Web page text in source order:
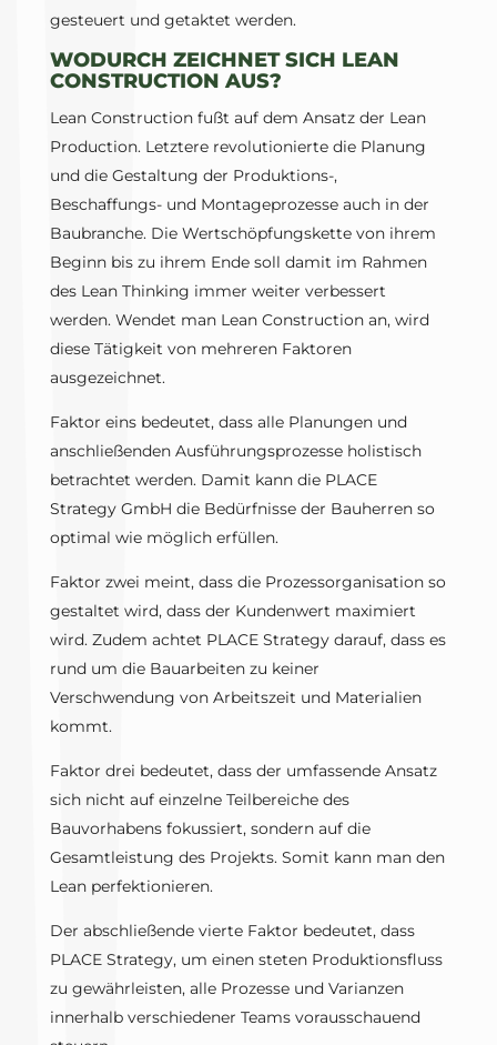
gesteuert und getaktet werden.
WODURCH ZEICHNET SICH LEAN
CONSTRUCTION AUS?
Lean Construction fußt auf dem Ansatz der Lean
Production. Letztere revolutionierte die Planung
und die Gestaltung der Produktions-,
Beschaffungs- und Montageprozesse auch in der
Baubranche. Die Wertschöpfungskette von ihrem
Beginn bis zu ihrem Ende soll damit im Rahmen
des Lean Thinking immer weiter verbessert
werden. Wendet man Lean Construction an, wird
diese Tätigkeit von mehreren Faktoren
ausgezeichnet.
Faktor eins bedeutet, dass alle Planungen und
anschließenden Ausführungsprozesse holistisch
betrachtet werden. Damit kann die PLACE
Strategy GmbH die Bedürfnisse der Bauherren so
optimal wie möglich erfüllen.
Faktor zwei meint, dass die Prozessorganisation so
gestaltet wird, dass der Kundenwert maximiert
wird. Zudem achtet PLACE Strategy darauf, dass es
rund um die Bauarbeiten zu keiner
Verschwendung von Arbeitszeit und Materialien
kommt.
Faktor drei bedeutet, dass der umfassende Ansatz
sich nicht auf einzelne Teilbereiche des
Bauvorhabens fokussiert, sondern auf die
Gesamtleistung des Projekts. Somit kann man den
Lean perfektionieren.
Der abschließende vierte Faktor bedeutet, dass
PLACE Strategy, um einen steten Produktionsfluss
zu gewährleisten, alle Prozesse und Varianzen
innerhalb verschiedener Teams vorausschauend